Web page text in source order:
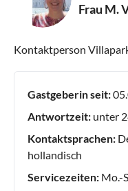
Frau M.
Kontaktperson
Gastgeberin seit:
Antwortzeit: unter
Kontaktsprachen:
hollandisch
Servicezeiten: Mo.-